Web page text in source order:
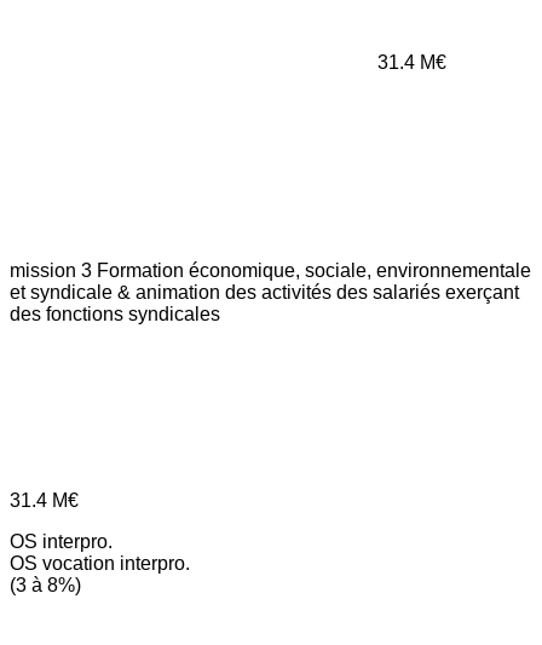
31.4 M€
mission 3 Formation économique, sociale, environnementale
et syndicale & animation des activités des salariés exerçant
des fonctions syndicales
31.4 M€
OS interpro.
OS vocation interpro.
(3 à 8%)